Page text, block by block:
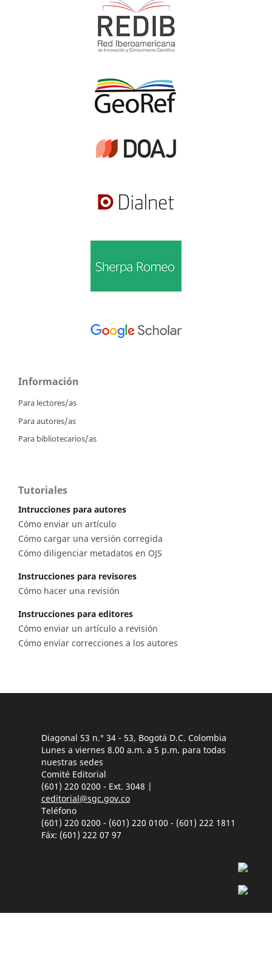
Información
Para lectores/as
Para autores/as
Para bibliotecarios/as
Tutoriales
Intrucciones para autores
Cómo enviar un artículo
Cómo cargar una versión corregida
Cómo diligenciar metadatos en OJS
Instrucciones para revisores
Cómo hacer una revisión
Instrucciones para editores
Cómo enviar un artículo a revisión
Cómo enviar correcciones a los autores
Diagonal 53 n.° 34 - 53, Bogotá D.C. Colombia
Lunes a viernes 8.00 a.m. a 5 p.m. para todas
nuestras sedes
Comité Editorial
(601) 220 0200 - Ext. 3048 |
ceditorial@sgc.gov.co
Teléfono
(601) 220 0200 - (601) 220 0100 - (601) 222 1811
Fáx: (601) 222 07 97